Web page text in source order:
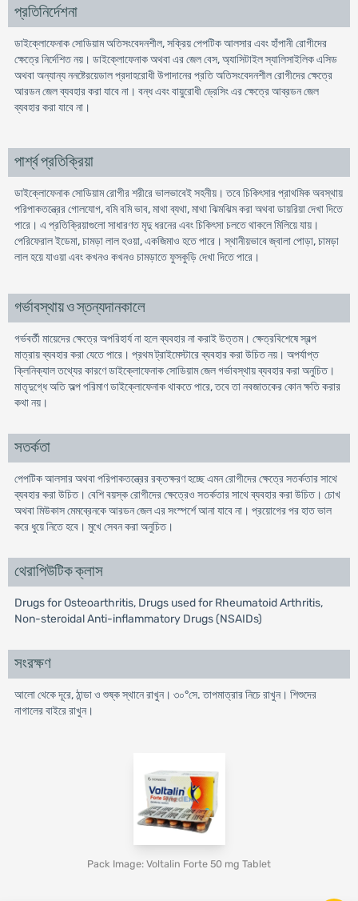
প্রতিনির্দেশনা
ডাইক্লোফেনাক সোডিয়াম অতিসংবেদনশীল, সক্রিয় পেপটিক আলসার এবং হাঁপানী রোগীদের
ক্ষেত্রে নির্দেশিত নয়। ডাইক্লোফেনাক অথবা এর জেল বেস, অ্যাসিটাইল স্যালিসাইলিক এসিড
অথবা অন্যান্য ননষ্টেরয়েডাল প্রদাহরোধী উপাদানের প্রতি অতিসংবেদনশীল রোগীদের ক্ষেত্রে
আরডন জেল ব্যবহার করা যাবে না। বন্ধ এবং বায়ুরোধী ড্রেসিং এর ক্ষেত্রে আব্রডন জেল
ব্যবহার করা যাবে না।
পার্শ্ব প্রতিক্রিয়া
ডাইক্লোফেনাক সোডিয়াম রোগীর শরীরে ভালভাবেই সহনীয়। তবে চিকিৎসার প্রাথমিক অবস্থায়
পরিপাকতন্ত্রের গোলযোগ, বমি বমি ভাব, মাথা ব্যথা, মাথা ঝিমঝিম করা অথবা ডায়রিয়া দেখা দিতে
পারে। এ প্রতিক্রিয়াগুলো সাধারণত মৃদু ধরনের এবং চিকিৎসা চলতে থাকলে মিলিয়ে যায়।
পেরিফেরাল ইডেমা, চামড়া লাল হওয়া, একজিমাও হতে পারে। স্থানীয়ভাবে জ্বালা পোড়া, চামড়া
লাল হয়ে যাওয়া এবং কখনও কখনও চামড়াতে ফুসকুড়ি দেখা দিতে পারে।
গর্ভাবস্থায় ও স্তন্যদানকালে
গর্ভবর্তী মায়েদের ক্ষেত্রে অপরিহার্য না হলে ব্যবহার না করাই উত্তম। ক্ষেত্রবিশেষে স্বল্প
মাত্রায় ব্যবহার করা যেতে পারে। প্রথম ট্রাইমেস্টারে ব্যবহার করা উচিত নয়। অপর্যাপ্ত
ক্লিনিক্যাল তথ্যের কারণে ডাইক্লোফেনাক সোডিয়াম জেল গর্ভাবস্থায় ব্যবহার করা অনুচিত।
মাতৃদুগ্ধে অতি অল্প পরিমাণ ডাইক্লোফেনাক থাকতে পারে, তবে তা নবজাতকের কোন ক্ষতি করার
কথা নয়।
সতর্কতা
পেপটিক আলসার অথবা পরিপাকতন্ত্রের রক্তক্ষরণ হচ্ছে এমন রোগীদের ক্ষেত্রে সতর্কতার সাথে
ব্যবহার করা উচিত। বেশি বয়স্ক রোগীদের ক্ষেত্রেও সতর্কতার সাথে ব্যবহার করা উচিত। চোখ
অথবা মিউকাস মেমব্রেনকে আরডন জেল এর সংস্পর্শে আনা যাবে না। প্রয়োগের পর হাত ভাল
করে ধুয়ে নিতে হবে। মুখে সেবন করা অনুচিত।
থেরাপিউটিক ক্লাস
Drugs for Osteoarthritis, Drugs used for Rheumatoid Arthritis,
Non-steroidal Anti-inflammatory Drugs (NSAIDs)
সংরক্ষণ
আলো থেকে দূরে, ঠান্ডা ও শুষ্ক স্থানে রাখুন। ৩০°সে. তাপমাত্রার নিচে রাখুন। শিশুদের
নাগালের বাইরে রাখুন।
Pack Image: Voltalin Forte 50 mg Tablet